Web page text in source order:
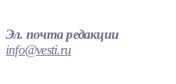
Эл. почта редакции
info@vesti.ru